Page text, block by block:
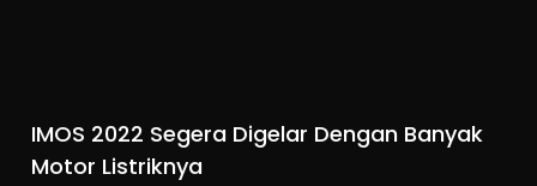
IMOS 2022 Segera Digelar Dengan Banyak
Motor Listriknya